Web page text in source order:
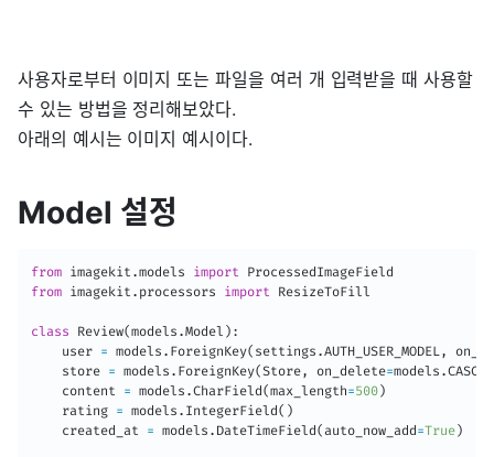
사용자로부터 이미지 또는 파일을 여러 개 입력받을 때 사용할
수 있는 방법을 정리해보았다.
아래의 예시는 이미지 예시이다.
Model 설정
from imagekit .models import
from imagekit . processors import ResizeToFill
class Review(models .Model ) :
    user
= models . ForeignKey( settings .AUTH_USER_MODEL,
    store
= models . ForeignKey(Store, on_delete=models .
    content
= models .CharField (max_length=500 )
    rating
= models . IntegerField ( )
    created_at
= models . DateTimeField (auto_now_add =True )